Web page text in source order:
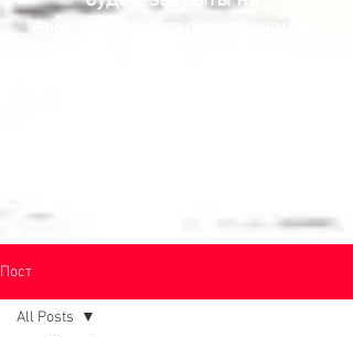
ежегодные летние каникулы
Пост
All Posts